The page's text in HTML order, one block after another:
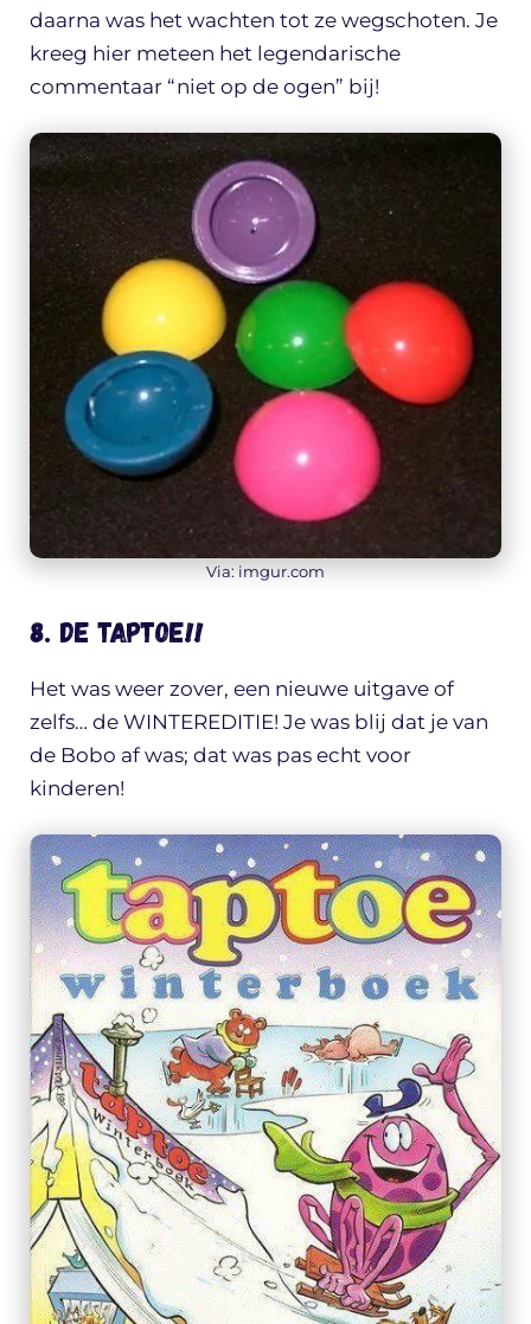
daarna was het wachten tot ze wegschoten. Je
kreeg hier meteen het legendarische
commentaar “niet op de ogen” bij!
Via: imgur.com
8. De Taptoe!!
Het was weer zover, een nieuwe uitgave of
zelfs… de WINTEREDITIE! Je was blij dat je van
de Bobo af was; dat was pas echt voor
kinderen!